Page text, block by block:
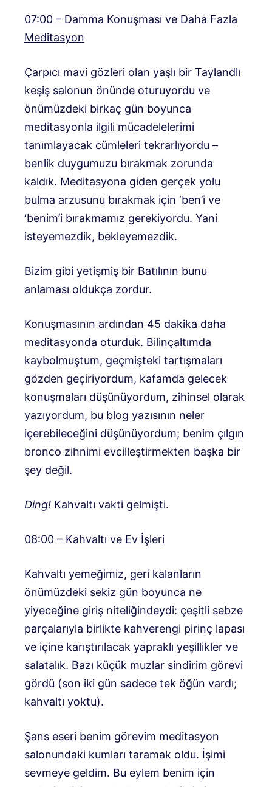
07:00 – Damma Konuşması ve Daha Fazla
Meditasyon
Çarpıcı mavi gözleri olan yaşlı bir Taylandlı
keşiş salonun önünde oturuyordu ve
önümüzdeki birkaç gün boyunca
meditasyonla ilgili mücadelelerimi
tanımlayacak cümleleri tekrarlıyordu –
benlik duygumuzu bırakmak zorunda
kaldık. Meditasyona giden gerçek yolu
bulma arzusunu bırakmak için ‘ben’i ve
‘benim’i bırakmamız gerekiyordu. Yani
isteyemezdik, bekleyemezdik.
Bizim gibi yetişmiş bir Batılının bunu
anlaması oldukça zordur.
Konuşmasının ardından 45 dakika daha
meditasyonda oturduk. Bilinçaltımda
kaybolmuştum, geçmişteki tartışmaları
gözden geçiriyordum, kafamda gelecek
konuşmaları düşünüyordum, zihinsel olarak
yazıyordum, bu blog yazısının neler
içerebileceğini düşünüyordum; benim çılgın
bronco zihnimi evcilleştirmekten başka bir
şey değil.
Ding! Kahvaltı vakti gelmişti.
08:00 – Kahvaltı ve Ev İşleri
Kahvaltı yemeğimiz, geri kalanların
önümüzdeki sekiz gün boyunca ne
yiyeceğine giriş niteliğindeydi: çeşitli sebze
parçalarıyla birlikte kahverengi pirinç lapası
ve içine karıştırılacak yapraklı yeşillikler ve
salatalık. Bazı küçük muzlar sindirim görevi
gördü (son iki gün sadece tek öğün vardı;
kahvaltı yoktu).
Şans eseri benim görevim meditasyon
salonundaki kumları taramak oldu. İşimi
sevmeye geldim. Bu eylem benim için